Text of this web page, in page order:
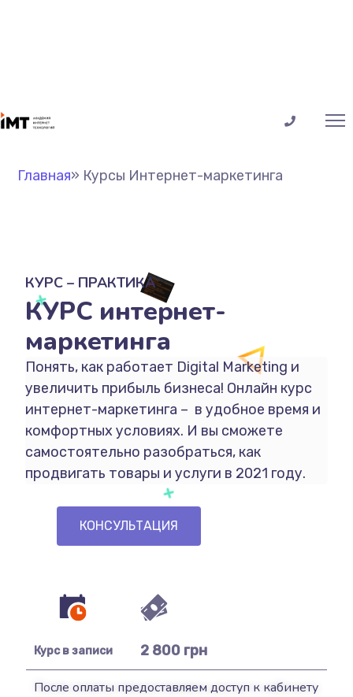
Главная» Курсы Интернет-маркетинга
КУРС – ПРАКТИКА
КУРС интернет-
маркетинга
Понять, как работает Digital Marketing и
увеличить прибыль бизнеса! Онлайн курс
интернет-маркетинга – в удобное время и
комфортных условиях. И вы сможете
самостоятельно разобраться, как
продвигать товары и услуги в 2021 году.
КОНСУЛЬТАЦИЯ
Курс в записи 2 800 грн
После оплаты предоставляем доступ к кабинету